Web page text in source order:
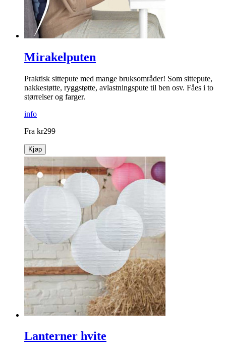
Mirakelputen
Praktisk sittepute med mange bruksområder! Som sittepute,
nakkestøtte, ryggstøtte, avlastnings­pute til ben osv. Fåes i to
størrelser og farger.
info
Fra kr299
Kjøp
Lanterner hvite